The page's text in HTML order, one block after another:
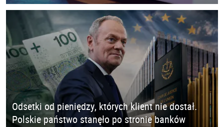
Odsetki od pieniędzy, których klient nie dostał.
Polskie państwo stanęło po stronie banków